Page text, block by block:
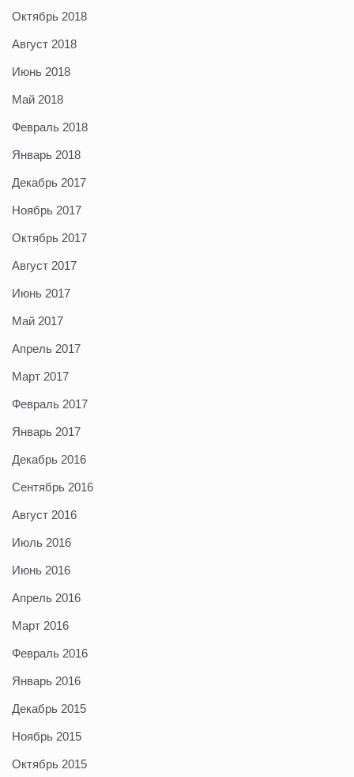
Октябрь 2018
Август 2018
Июнь 2018
Май 2018
Февраль 2018
Январь 2018
Декабрь 2017
Ноябрь 2017
Октябрь 2017
Август 2017
Июнь 2017
Май 2017
Апрель 2017
Март 2017
Февраль 2017
Январь 2017
Декабрь 2016
Сентябрь 2016
Август 2016
Июль 2016
Июнь 2016
Апрель 2016
Март 2016
Февраль 2016
Январь 2016
Декабрь 2015
Ноябрь 2015
Октябрь 2015